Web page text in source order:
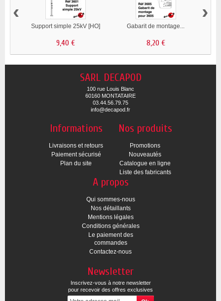
Support simple 25kV [HO]
9,40 €
Gabarit de montage...
8,20 €
‹ ›
SARL DECAPOD
100 rue Louis Blanc
60160 MONTATAIRE
03.44.56.79.75
info@decapod.fr
Informations
Livraisons et retours
Paiement sécurisé
Plan du site
Nos produits
Promotions
Nouveautés
Catalogue en ligne
Liste des fabricants
A propos
Qui sommes-nous
Nos détaillants
Mentions légales
Conditions générales
Le paiement des
commandes
Contactez-nous
Newsletter
Inscrivez-vous à notre newsletter
pour recevoir des offres exclusives